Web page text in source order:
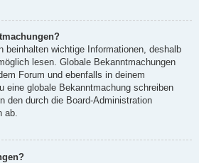
beinhalten wichtige Informationen, deshalb
lesen. Globale Bekanntmachungen
Forum und ebenfalls in deinem
eine globale Bekanntmachung schreiben
den durch die Board-Administration
ab.